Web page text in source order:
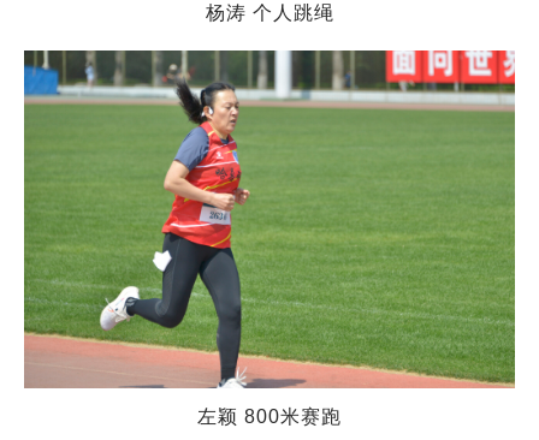
杨涛 个人跳绳
左颖 800米赛跑